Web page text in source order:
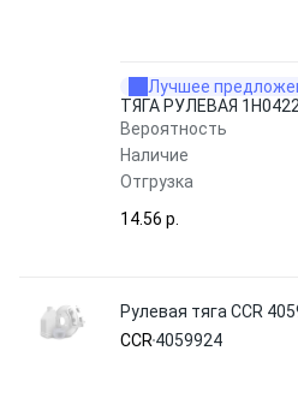
Лучшее
ТЯГА РУЛЕВАЯ
Вероятность
Наличие
Отгрузка
14.56 p.
Рулевая тяга CCR
CCR 4059924